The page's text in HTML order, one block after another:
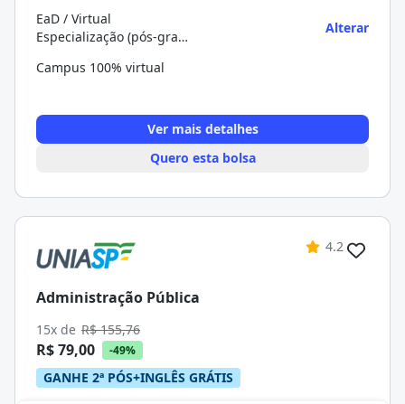
EaD / Virtual
Especialização (pós-graduação)
Alterar
Campus 100% virtual
Ver mais detalhes
Quero esta bolsa
4.2
Administração Pública
15x de R$ 155,76
R$ 79,00 -49%
GANHE 2ª PÓS+INGLÊS GRÁTIS